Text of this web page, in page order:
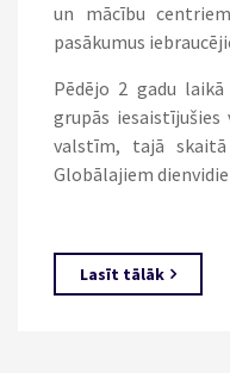
un mācību
pasākumus
Pēdējo 2 gadu
grupās
valstīm, tajā
Globālajiem
Lasīt tālāk